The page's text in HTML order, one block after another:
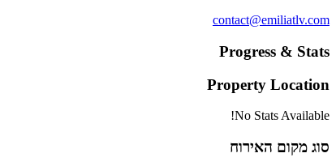
contact@emiliatlv.com
Progress & Stats
Property Location
No Stats Available!
סוג מקום האירוח